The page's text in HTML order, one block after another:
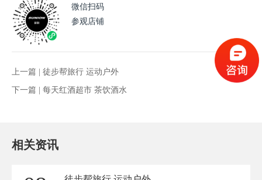
微信扫码
参观店铺
上一篇 | 徒步帮旅行 运动户外
下一篇 | 每天红酒超市 茶饮酒水
相关资讯